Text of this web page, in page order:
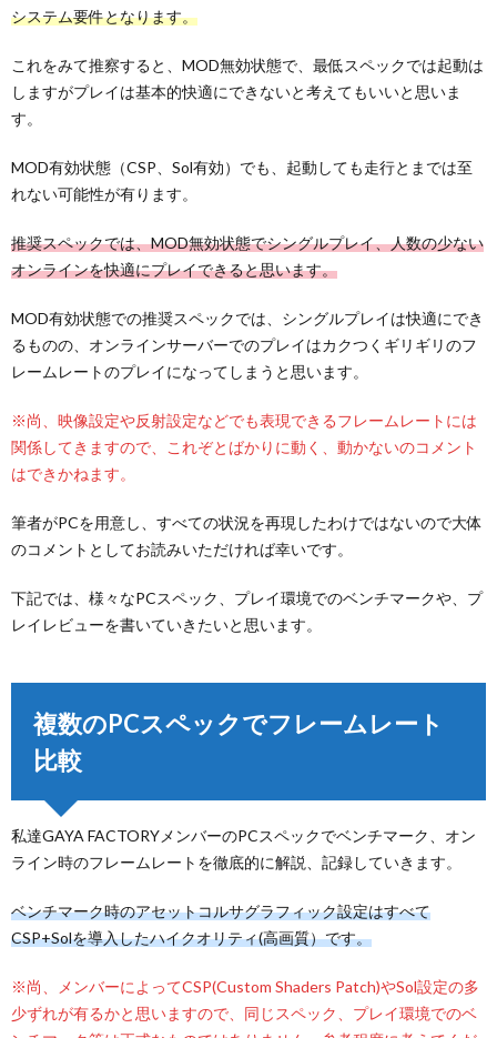
システム要件となります。
これをみて推察すると、MOD無効状態で、最低スペックでは起動は
しますがプレイは基本的快適にできないと考えてもいいと思いま
す。
MOD有効状態（CSP、Sol有効）でも、起動しても走行とまでは至
れない可能性が有ります。
推奨スペックでは、MOD無効状態でシングルプレイ、人数の少ない
オンラインを快適にプレイできると思います。
MOD有効状態での推奨スペックでは、シングルプレイは快適にでき
るものの、オンラインサーバーでのプレイはカクつくギリギリのフ
レームレートのプレイになってしまうと思います。
※尚、映像設定や反射設定などでも表現できるフレームレートには
関係してきますので、これぞとばかりに動く、動かないのコメント
はできかねます。
筆者がPCを用意し、すべての状況を再現したわけではないので大体
のコメントとしてお読みいただければ幸いです。
下記では、様々なPCスペック、プレイ環境でのベンチマークや、プ
レイレビューを書いていきたいと思います。
複数のPCスペックでフレームレート
比較
私達GAYA FACTORYメンバーのPCスペックでベンチマーク、オン
ライン時のフレームレートを徹底的に解説、記録していきます。
ベンチマーク時のアセットコルサグラフィック設定はすべて
CSP+Solを導入したハイクオリティ(高画質）です。
※尚、メンバーによってCSP(Custom Shaders Patch)やSol設定の多
少ずれが有るかと思いますので、同じスペック、プレイ環境でのベ